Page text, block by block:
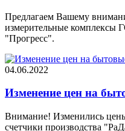
Предлагаем Вашему
измерительные комплексы
"Прогресс".
04.06.2022
Изменение цен на
Внимание! Изменились
счетчики производства